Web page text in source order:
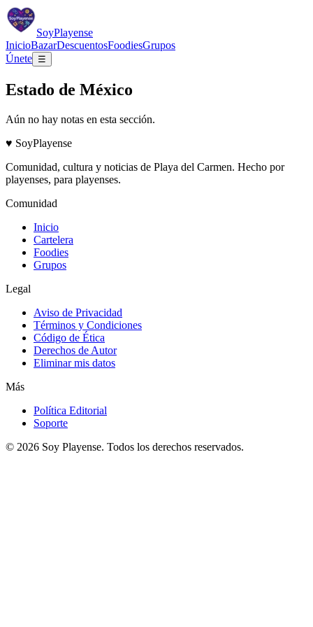
SoyPlayense
InicioBazarDescuentosFoodiesGrupos
Únete ☰
Estado de México
Aún no hay notas en esta sección.
♥ SoyPlayense
Comunidad, cultura y noticias de Playa del Carmen. Hecho por
playenses, para playenses.
Comunidad
Inicio
Cartelera
Foodies
Grupos
Legal
Aviso de Privacidad
Términos y Condiciones
Código de Ética
Derechos de Autor
Eliminar mis datos
Más
Política Editorial
Soporte
© 2026 Soy Playense. Todos los derechos reservados.